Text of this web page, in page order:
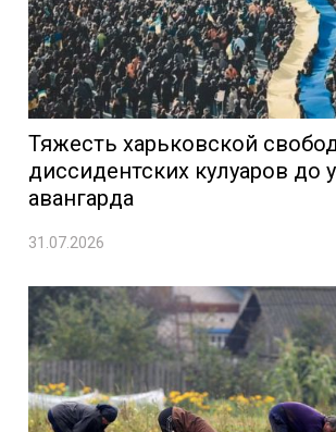
Тяжесть харьковской
диссидентских кулуаров до
авангарда
31.07.2026